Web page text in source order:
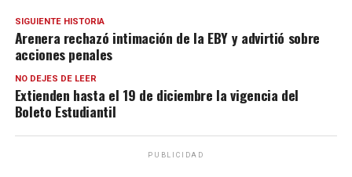
SIGUIENTE HISTORIA
Arenera rechazó intimación de la EBY y advirtió sobre
acciones penales
NO DEJES DE LEER
Extienden hasta el 19 de diciembre la vigencia del
Boleto Estudiantil
PUBLICIDAD